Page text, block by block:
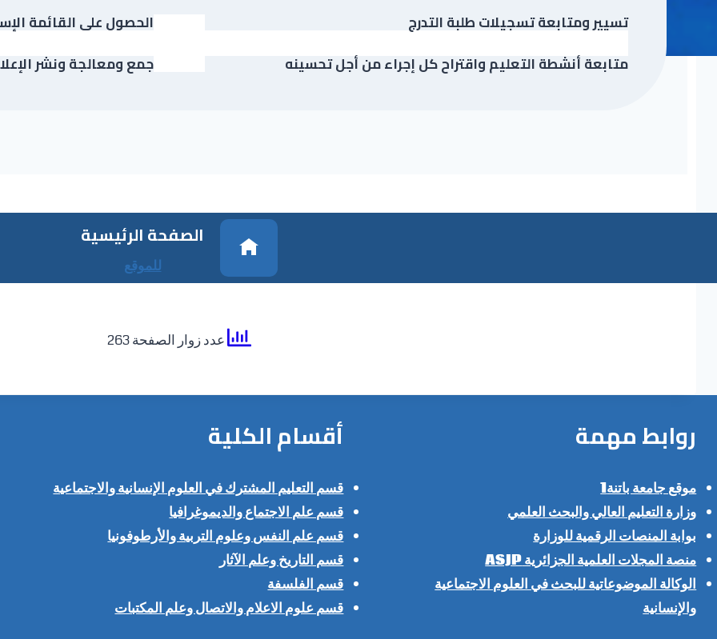
تسيير ومتابعة تسجيلات طلبة التدرج
متابعة أنشطة التعليم واقتراح كل إجراء من أجل تحسينه
الحصول على القائمة
جمع ومعالجة ونشر
الصفحة الرئيسية
للموقع
عدد زوار الصفحة 263
روابط مهمة
موقع جامعة باتنة1
وزارة التعليم العالي والبحث العلمي
بوابة المنصات الرقمية للوزارة
منصة المجلات العلمية الجزائرية ASJP
الوكالة الموضوعاتية للبحث في العلوم الاجتماعية
والإنسانية
أقسام الكلية
قسم التعليم المشترك في العلوم الإنسانية والاجتماعية
قسم علم الاجتماع والديموغرافيا
قسم علم النفس وعلوم التربية والأرطوفونيا
قسم التاريخ وعلم الآثار
قسم الفلسفة
قسم علوم الاعلام والاتصال وعلم المكتبات